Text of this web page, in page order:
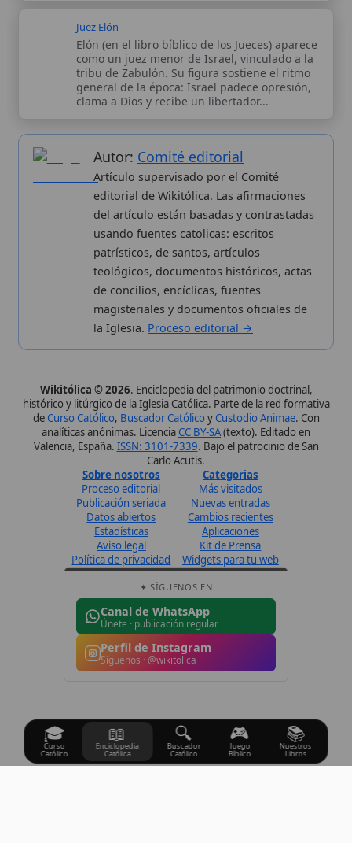
editorial de Wikitólica. Las afirmaciones
del artículo están basadas y contrastadas
usando fuentes catolicas: escritos
patrísticos, de santos, artículos
teológicos, documentos históricos, actas
magisteriales y documentos oficiales de
la Iglesia.
Proceso editorial →
histórico y litúrgico de la Iglesia Católica. Parte de la red formativa
Curso Católico,Buscador CatólicoyCustodio Animae. Con
analíticas anónimas. Licencia (texto). Editado en
Valencia, España.ISSN: 3101-7339. Bajo el patrocinio de San
Carlo Acutis.
Sobre nosotros
Proceso editorial
Publicación seriada
Datos abiertos
Estadísticas
Aviso legal
Categorias
Más visitados
Nuevas entradas
Cambios recientes
Aplicaciones
Kit de Prensa
✦ SÍGUENOS EN
Canal de WhatsApp
Únete · publicación regular
Perfil de Instagram
Síguenos · @wikitolica